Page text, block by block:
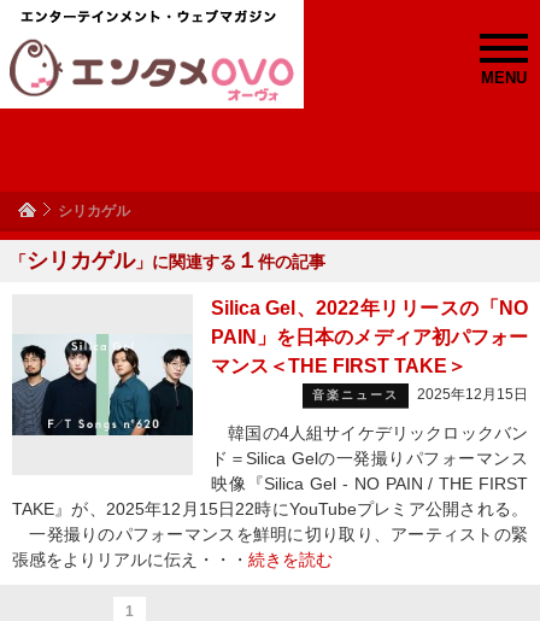
MENU
シリカゲル
「シリカゲル」に関連する １ 件の記事
Silica Gel、2022年リリースの「NO
PAIN」を日本のメディア初パフォー
マンス＜THE FIRST TAKE＞
音楽ニュース 2025年12月15日
韓国の4人組サイケデリックロックバン
ド＝Silica Gelの一発撮りパフォーマンス
映像『Silica Gel - NO PAIN / THE FIRST
TAKE』が、2025年12月15日22時にYouTubeプレミア公開される。
一発撮りのパフォーマンスを鮮明に切り取り、アーティストの緊
張感をよりリアルに伝え・・・ 続きを読む
1